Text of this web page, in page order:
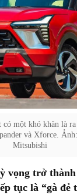
một khó khăn là
và Xforce.
Mitsubishi
vọng trở
tục là “gà đẻ